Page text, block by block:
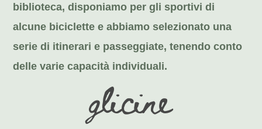
biblioteca, disponiamo per gli sportivi di
alcune biciclette e abbiamo selezionato una
serie di itinerari e passeggiate, tenendo conto
delle varie capacità individuali.
glicine